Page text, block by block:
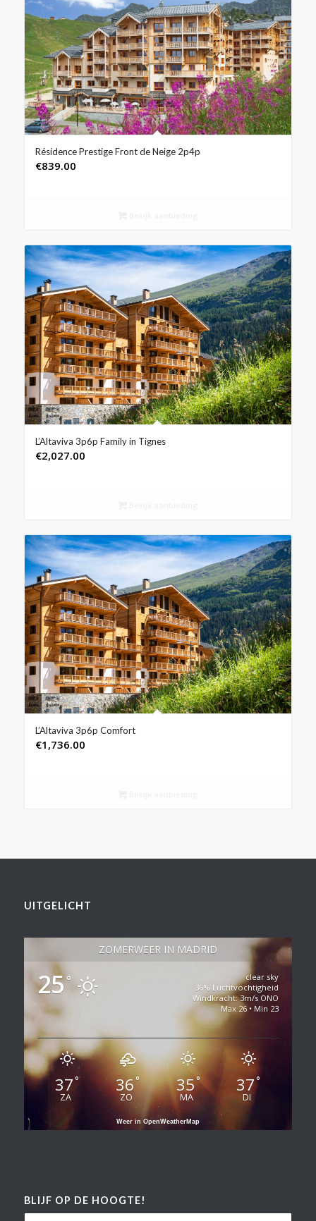
Résidence Prestige Front de Neige 2p4p
€839.00
L’Altaviva 3p6p Family in Tignes
€2,027.00
L’Altaviva 3p6p Comfort
€1,736.00
UITGELICHT
ZOMERWEER IN MADRID
25°
clear sky
36% Luchtvochtigheid
Windkracht: 3m/s ONO
Max 26 • Min 23
37°
ZA
36°
ZO
35°
MA
37°
DI
Weer in OpenWeatherMap
BLIJF OP DE HOOGTE!